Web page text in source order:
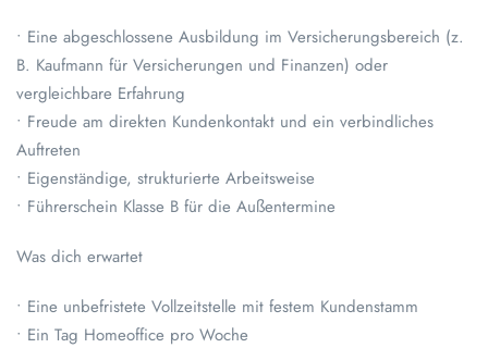
• Eine abgeschlossene Ausbildung im Versicherungsbereich (z.
B. Kaufmann für Versicherungen und Finanzen) oder
vergleichbare Erfahrung
• Freude am direkten Kundenkontakt und ein verbindliches
Auftreten
• Eigenständige, strukturierte Arbeitsweise
• Führerschein Klasse B für die Außentermine
Was dich erwartet
• Eine unbefristete Vollzeitstelle mit festem Kundenstamm
• Ein Tag Homeoffice pro Woche